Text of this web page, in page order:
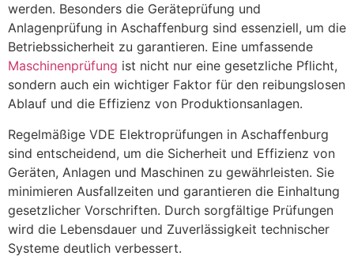
werden. Besonders die Geräteprüfung und
Anlagenprüfung in Aschaffenburg sind essenziell, um die
Betriebssicherheit zu garantieren. Eine umfassende
Maschinenprüfung ist nicht nur eine gesetzliche Pflicht,
sondern auch ein wichtiger Faktor für den reibungslosen
Ablauf und die Effizienz von Produktionsanlagen.
Regelmäßige VDE Elektroprüfungen in Aschaffenburg
sind entscheidend, um die Sicherheit und Effizienz von
Geräten, Anlagen und Maschinen zu gewährleisten. Sie
minimieren Ausfallzeiten und garantieren die Einhaltung
gesetzlicher Vorschriften. Durch sorgfältige Prüfungen
wird die Lebensdauer und Zuverlässigkeit technischer
Systeme deutlich verbessert.